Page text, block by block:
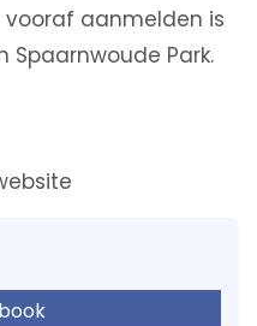
aanmelden is
Park.